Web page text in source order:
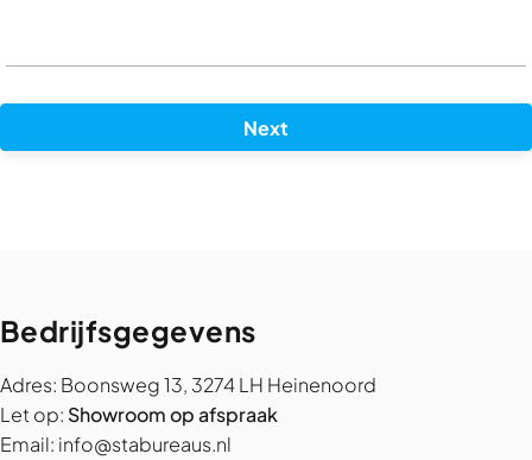
Next
Bedrijfsgegevens
Adres: Boonsweg 13, 3274 LH Heinenoord
Let op: Showroom op afspraak
Email: info@stabureaus.nl